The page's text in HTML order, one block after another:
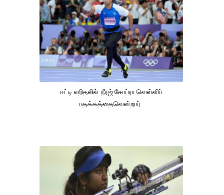
ஈட்டி எறிதலில் நீரஜ் சோப்ரா வெள்ளிப்
பதக்கத்தைவென்றார் .